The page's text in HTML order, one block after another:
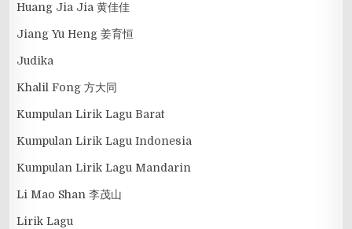
Huang Jia Jia 黄佳佳
Jiang Yu Heng 姜育恒
Judika
Khalil Fong 方大同
Kumpulan Lirik Lagu Barat
Kumpulan Lirik Lagu Indonesia
Kumpulan Lirik Lagu Mandarin
Li Mao Shan 李茂山
Lirik Lagu